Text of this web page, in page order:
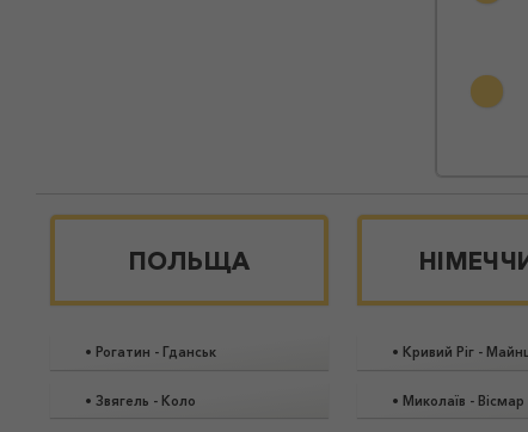
ПОЛЬЩА
• Рогатин - Гданськ
• Звягель - Коло
• Кривий Ріг -
• Миколаїв - Вісмар